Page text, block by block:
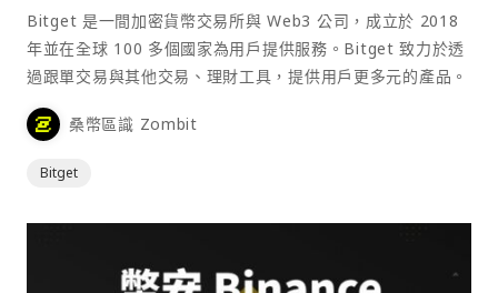
Bitget 是一間加密貨幣交易所與 Web3 公司，成立於 2018
年並在全球 100 多個國家為用戶提供服務。Bitget 致力於透
過跟單交易與其他交易、理財工具，提供用戶更多元的產品。
桑幣區識 Zombit
Bitget